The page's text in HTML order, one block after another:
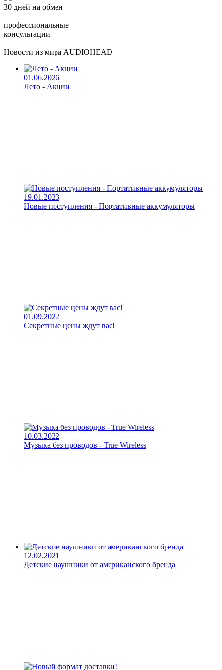
30 дней на обмен
профессиональные
консультации
Новости из мира AUDIOHEAD
01.06.2026
Лето - Акции
19.01.2023
Новые поступления - Портативные аккумуляторы
01.09.2022
Секретные цены ждут вас!
10.03.2022
Музыка без проводов - True Wireless
12.02.2021
Детские наушники от американского бренда